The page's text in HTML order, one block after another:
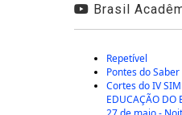
Brasil
Repetível
Pontes do
Cortes do IV
EDUCAÇÃO DO